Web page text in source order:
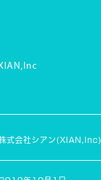
式会社シアン(XIAN,Inc)